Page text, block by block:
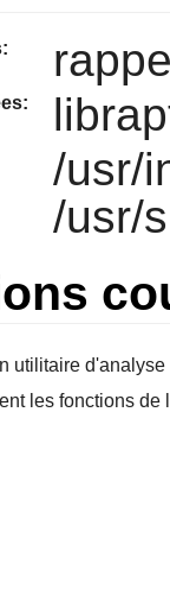
/usr/
/usr/
utilitaire
les fonctions de